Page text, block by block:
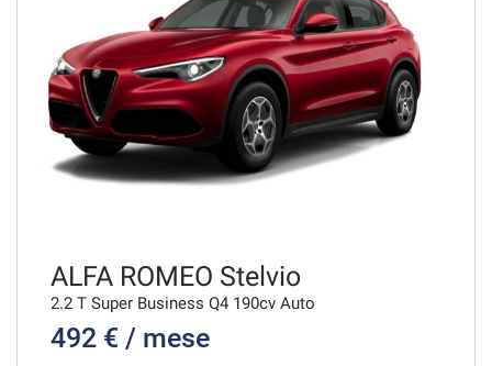
950€/mese
36 Mesi
VEDI
950€/mese
VEDI
979€/mese
ALFA ROMEO Stelvio
2.2 T Super Business Q4 190cv Auto
492 € / mese